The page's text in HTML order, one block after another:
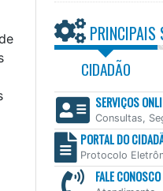
PRINCIPAIS
CIDADÃO
SERVIÇOS
Consultas,
PORTAL DO
Protocolo
FALE CONOSCO